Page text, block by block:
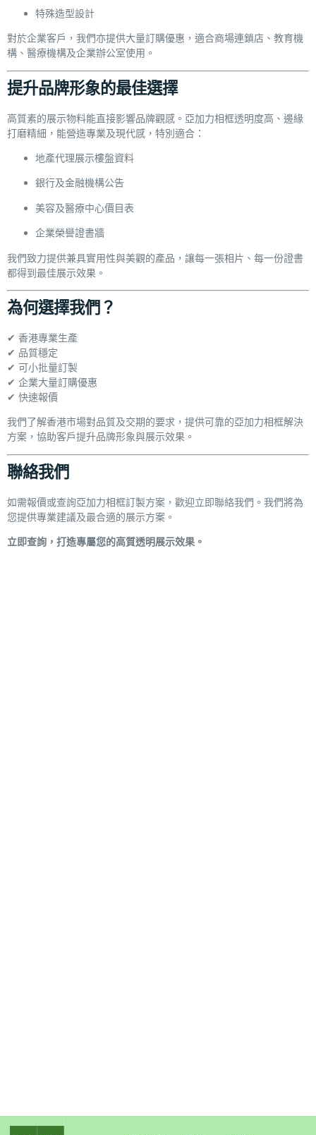
特殊造型設計
對於企業客戶，我們亦提供大量訂購優惠，適合商場連鎖店、教育機
構、醫療機構及企業辦公室使用。
提升品牌形象的最佳選擇
高質素的展示物料能直接影響品牌觀感。亞加力相框透明度高、邊緣
打磨精細，能營造專業及現代感，特別適合：
地產代理展示樓盤資料
銀行及金融機構公告
美容及醫療中心價目表
企業榮譽證書牆
我們致力提供兼具實用性與美觀的產品，讓每一張相片、每一份證書
都得到最佳展示效果。
為何選擇我們？
✔ 香港專業生產
✔ 品質穩定
✔ 可小批量訂製
✔ 企業大量訂購優惠
✔ 快速報價
我們了解香港市場對品質及交期的要求，提供可靠的亞加力相框解決
方案，協助客戶提升品牌形象與展示效果。
聯絡我們
如需報價或查詢亞加力相框訂製方案，歡迎立即聯絡我們。我們將為
您提供專業建議及最合適的展示方案。
立即查詢，打造專屬您的高質透明展示效果。